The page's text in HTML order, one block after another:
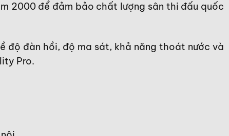
2000 để đảm bảo chất lượng sân thi đấu quốc
độ đàn hồi, độ ma sát, khả năng thoát nước và
Pro.